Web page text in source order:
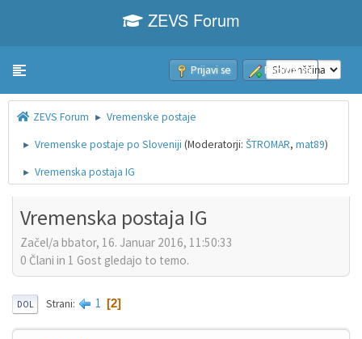
ZEVS Forum
Toggle navigation Prijavi se Pridruži se
ZEVS Forum ► Vremenske postaje
► Vremenske postaje po Sloveniji (Moderatorji: ŠTROMAR, mat89)
► Vremenska postaja IG
Vremenska postaja IG
Začel/a bbator, 16. Januar 2016, 11:50:33
0 Člani in 1 Gost gledajo to temo.
DOL Strani 1 2